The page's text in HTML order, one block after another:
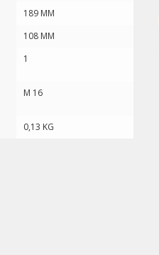
189 MM
108 MM
1
M 16
0,13 KG